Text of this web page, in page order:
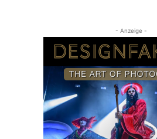
- Anzeige -